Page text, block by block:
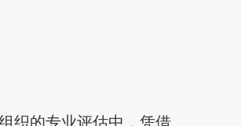
织的专业评估中，凭借